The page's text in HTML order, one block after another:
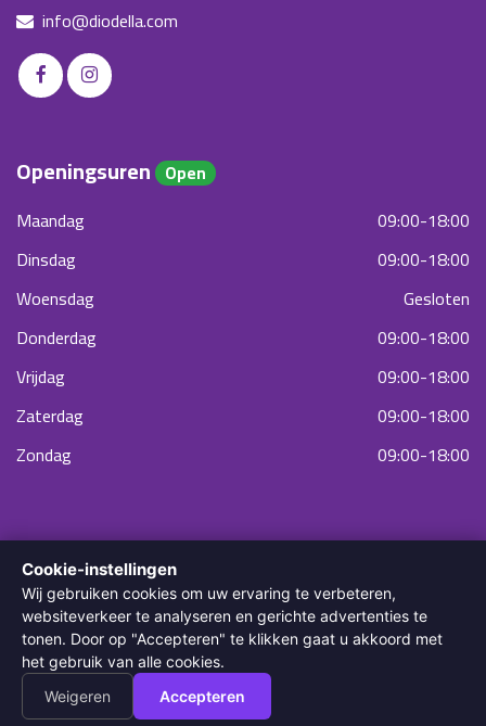
info@diodella.com
Openingsuren Open
Maandag
09:00-18:00
Dinsdag
09:00-18:00
Woensdag
Gesloten
Donderdag
09:00-18:00
Vrijdag
09:00-18:00
Zaterdag
09:00-18:00
Zondag
09:00-18:00
© 2022 Diodella Laser & Skin Clinic. Alle rechten voorbehouden.
Cookie-instellingen
Wij gebruiken cookies om uw ervaring te verbeteren,
websiteverkeer te analyseren en gerichte advertenties te
tonen. Door op "Accepteren" te klikken gaat u akkoord met
het gebruik van alle cookies.
Weigeren
Accepteren